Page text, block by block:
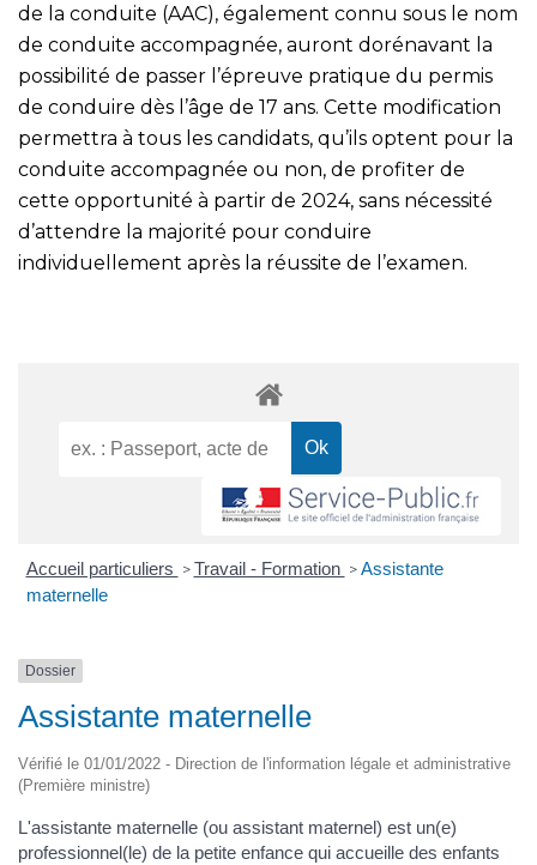
de la conduite (AAC), également connu sous le nom
de conduite accompagnée, auront dorénavant la
possibilité de passer l’épreuve pratique du permis
de conduire dès l’âge de 17 ans. Cette modification
permettra à tous les candidats, qu’ils optent pour la
conduite accompagnée ou non, de profiter de
cette opportunité à partir de 2024, sans nécessité
d’attendre la majorité pour conduire
individuellement après la réussite de l’examen.
Accueil particuliers > Travail - Formation > Assistante
maternelle
Dossier
Assistante maternelle
Vérifié le 01/01/2022 - Direction de l'information légale et administrative
(Première ministre)
L'assistante maternelle (ou assistant maternel) est un(e)
professionnel(le) de la petite enfance qui accueille des enfants